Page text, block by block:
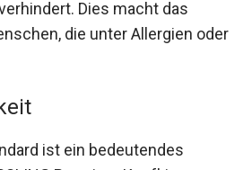
Dies macht das
die unter Allergien oder
ist ein bedeutendes